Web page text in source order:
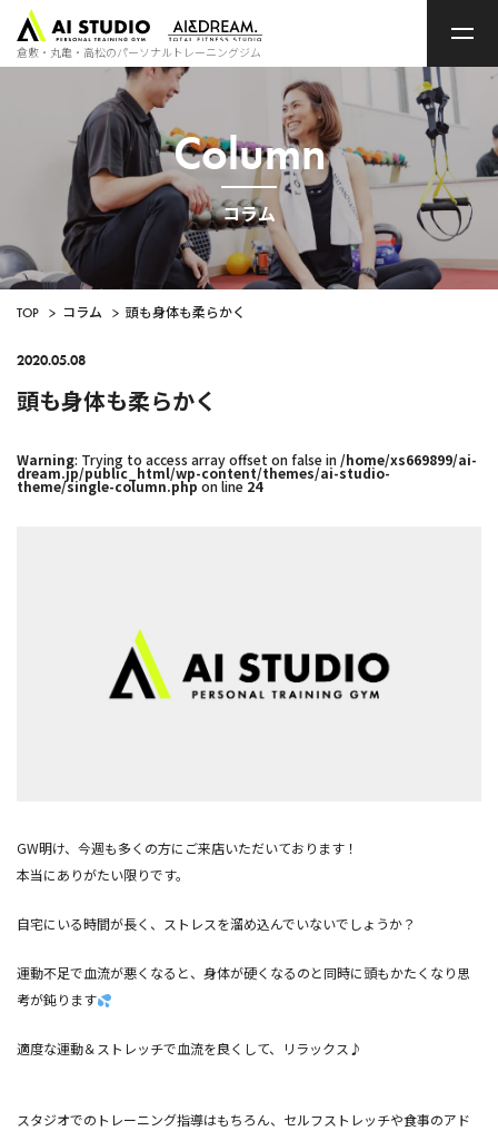
ッ
ペ
ー
ジ
倉敷・丸亀・高松のパーソナルトレーニングジム
Column
コラム
TOP > コラム > 頭も身体も柔らかく
2020.05.08
頭も身体も柔らかく
Warning: Trying to access array offset on false in /home/xs669899/ai-
dream.jp/public_html/wp-content/themes/ai-studio-
theme/single-column.php on line 24
GW明け、今週も多くの方にご来店いただいております！
本当にありがたい限りです。
自宅にいる時間が長く、ストレスを溜め込んでいないでしょうか？
運動不足で血流が悪くなると、身体が硬くなるのと同時に頭もかたくなり思
考が鈍ります
適度な運動＆ストレッチで血流を良くして、リラックス♪
スタジオでのトレーニング指導はもちろん、セルフストレッチや食事のアド